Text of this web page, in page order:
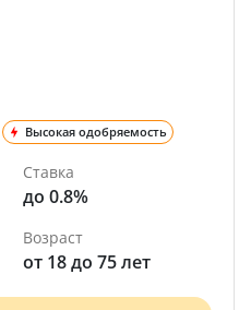
Высокая одобряемость
Ставка
до 0.8%
Возраст
от 18 до 75 лет